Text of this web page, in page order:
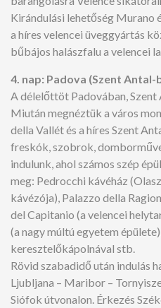
Kirándulási lehetőség Murano
a híres velencei üveggyártás
bűbájos halászfalu a velencei
4. nap: Padova (Szent
A délelőttöt Padovában,
Miután megnéztük a város
della Vallét és a híres Szent
freskók, szobrok,
indulunk, ahol számos szép
meg: Pedrocchi kávéház
kávézója), Palazzo della
del Capitanio (a velencei
(a nagy múltú egyetem
keresztelőkápolnával stb.
Rövid szabadidő után indulás
Ljubljana – Maribor –
Siófok útvonalon. Érkezés